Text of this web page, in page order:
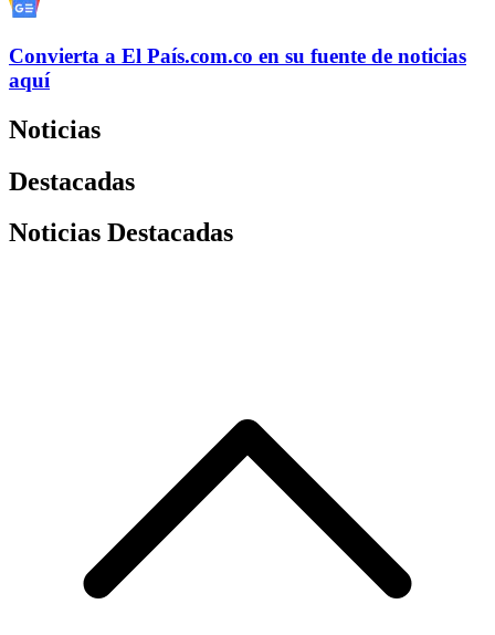
Convierta a El País.com.co en su fuente de noticias
aquí
Noticias
Destacadas
Noticias Destacadas